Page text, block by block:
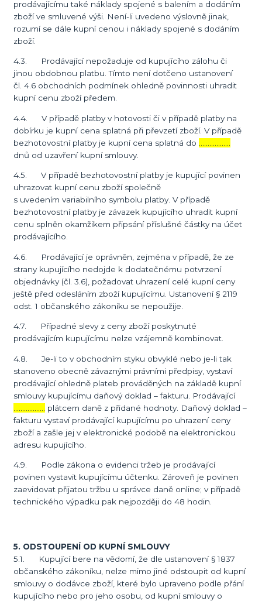
prodávajícímu také náklady spojené s balením a dodáním
zboží ve smluvené výši. Není-li uvedeno výslovně jinak,
rozumí se dále kupní cenou i náklady spojené s dodáním
zboží.
4.3. Prodávající nepožaduje od kupujícího zálohu či
jinou obdobnou platbu. Tímto není dotčeno ustanovení
čl. 4.6 obchodních podmínek ohledně povinnosti uhradit
kupní cenu zboží předem.
4.4. V případě platby v hotovosti či v případě platby na
dobírku je kupní cena splatná při převzetí zboží. V případě
bezhotovostní platby je kupní cena splatná do
dnů od uzavření kupní smlouvy.
4.5. V případě bezhotovostní platby je kupující povinen
uhrazovat kupní cenu zboží společně
s uvedením variabilního symbolu platby. V případě
bezhotovostní platby je závazek kupujícího uhradit kupní
cenu splněn okamžikem připsání příslušné částky na účet
prodávajícího.
4.6. Prodávající je oprávněn, zejména v případě, že ze
strany kupujícího nedojde k dodatečnému potvrzení
objednávky (čl. 3.6), požadovat uhrazení celé kupní ceny
ještě před odesláním zboží kupujícímu. Ustanovení § 2119
odst. 1 občanského zákoníku se nepoužije.
4.7. Případné slevy z ceny zboží poskytnuté
prodávajícím kupujícímu nelze vzájemně kombinovat.
4.8. Je-li to v obchodním styku obvyklé nebo je-li tak
stanoveno obecně závaznými právními předpisy, vystaví
prodávající ohledně plateb prováděných na základě kupní
smlouvy kupujícímu daňový doklad – fakturu. Prodávající
plátcem daně z přidané hodnoty. Daňový doklad –
fakturu vystaví prodávající kupujícímu po uhrazení ceny
zboží a zašle jej v elektronické podobě na elektronickou
adresu kupujícího.
4.9. Podle zákona o evidenci tržeb je prodávající
povinen vystavit kupujícímu účtenku. Zároveň je povinen
zaevidovat přijatou tržbu u správce daně online; v případě
technického výpadku pak nejpozději do 48 hodin.
5. ODSTOUPENÍ OD KUPNÍ SMLOUVY
5.1. Kupující bere na vědomí, že dle ustanovení § 1837
občanského zákoníku, nelze mimo jiné odstoupit od kupní
smlouvy o dodávce zboží, které bylo upraveno podle přání
kupujícího nebo pro jeho osobu, od kupní smlouvy o